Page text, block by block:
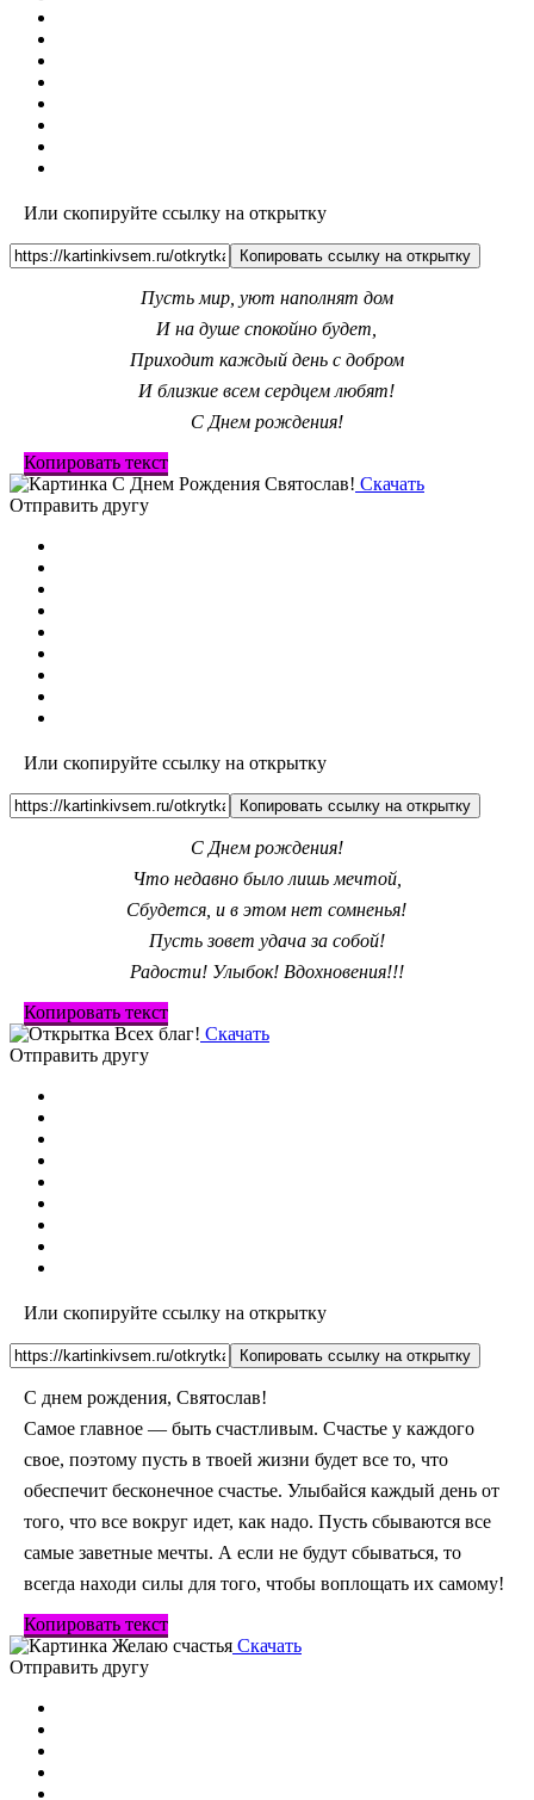
Или скопируйте ссылку на открытку
Копировать ссылку на открытку
Пусть мир, уют наполнят дом
И на душе спокойно будет,
Приходит каждый день с добром
И близкие всем сердцем любят!
С Днем рождения!
Копировать текст
Скачать
Отправить другу
Или скопируйте ссылку на открытку
Копировать ссылку на открытку
С Днем рождения!
Что недавно было лишь мечтой,
Сбудется, и в этом нет сомненья!
Пусть зовет удача за собой!
Радости! Улыбок! Вдохновения!!!
Копировать текст
Скачать
Отправить другу
Или скопируйте ссылку на открытку
Копировать ссылку на открытку
С днем рождения, Святослав!
Самое главное — быть счастливым. Счастье у каждого
свое, поэтому пусть в твоей жизни будет все то, что
обеспечит бесконечное счастье. Улыбайся каждый день от
того, что все вокруг идет, как надо. Пусть сбываются все
самые заветные мечты. А если не будут сбываться, то
всегда находи силы для того, чтобы воплощать их самому!
Копировать текст
Скачать
Отправить другу